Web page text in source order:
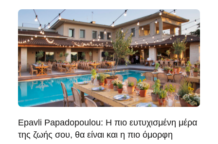
Epavli Papadopoulou: Η πιο ευτυχισμένη μέρα
της ζωής σου, θα είναι και η πιο όμορφη